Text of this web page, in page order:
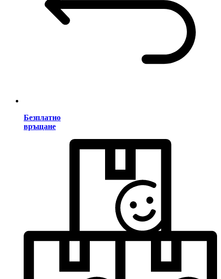
Безплатно
връщане